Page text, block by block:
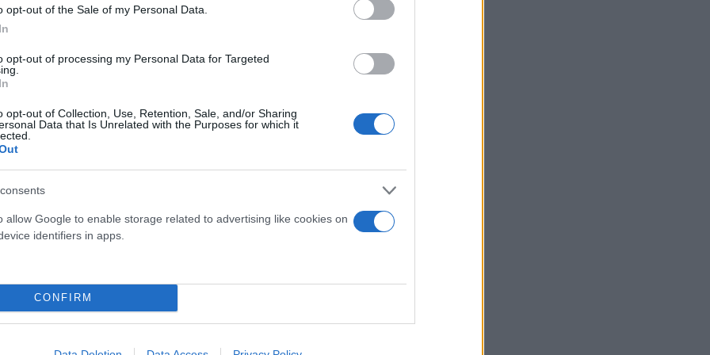
opt-out of the Sale of my Personal Data.
opt-out of processing my Personal Data for Targeted
opt-out of Collection, Use, Retention, Sale, and/or Sharing
Data that Is Unrelated with the Purposes for which it
allow Google to enable storage related to advertising like cookies on
identifiers in apps.
CONFIRM
είχαμε βρεθεί με την ορειβατική ομάδα και
λεπτά μετά, είδαμε την ομάδα να κατεβαίνει το πιο απότομο
να κόβει την κλίση οριζόντια, κάτι που δεν έπρεπε να γίνει.
ήταν κάτι για τον Κώστα. Θεωρώ ότι έκανε ένα μοιραίο